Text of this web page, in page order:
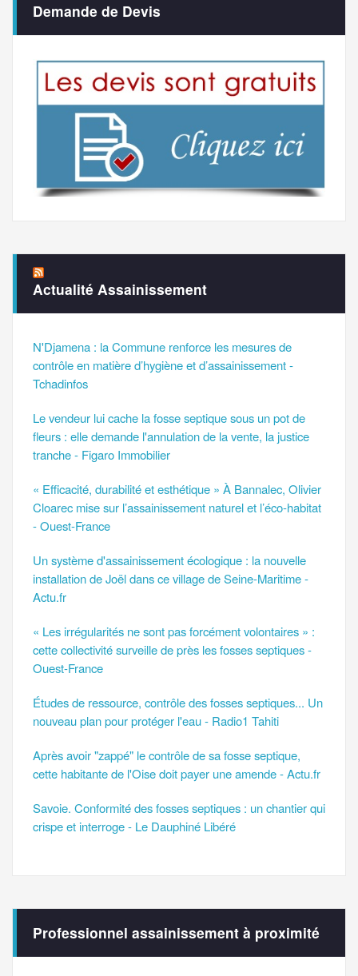
Demande de Devis
Actualité Assainissement
N'Djamena : la Commune renforce les mesures de
contrôle en matière d’hygiène et d’assainissement -
Tchadinfos
Le vendeur lui cache la fosse septique sous un pot de
fleurs : elle demande l'annulation de la vente, la justice
tranche - Figaro Immobilier
« Efficacité, durabilité et esthétique » À Bannalec, Olivier
Cloarec mise sur l’assainissement naturel et l’éco-habitat
- Ouest-France
Un système d'assainissement écologique : la nouvelle
installation de Joël dans ce village de Seine-Maritime -
Actu.fr
« Les irrégularités ne sont pas forcément volontaires » :
cette collectivité surveille de près les fosses septiques -
Ouest-France
Études de ressource, contrôle des fosses septiques... Un
nouveau plan pour protéger l'eau - Radio1 Tahiti
Après avoir "zappé" le contrôle de sa fosse septique,
cette habitante de l'Oise doit payer une amende - Actu.fr
Savoie. Conformité des fosses septiques : un chantier qui
crispe et interroge - Le Dauphiné Libéré
Professionnel assainissement à proximité